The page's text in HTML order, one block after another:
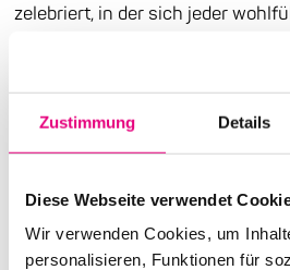
Zustimmung Details
Diese Webseite verwendet
Wir verwenden Cookies, um
personalisieren, Funktionen für
zelebriert, in der sich jeder
entfalten kann – frei von
Belästigung oder
erklärst du dich automatisch mit
Mittänzer:innen mit Respekt und
mit Wärme, Klangfülle und
„Love is Everywhere“ erstmals